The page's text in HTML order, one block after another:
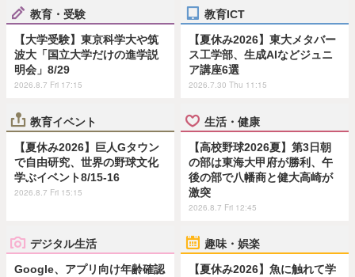
教育・受験
【大学受験】東京科学大や筑
波大「国立大学だけの進学説
明会」8/29
2026.8.7 Fri 17:15
教育ICT
【夏休み2026】東大メタバー
ス工学部、生成AIなどジュニ
ア講座6選
2026.7.30 Thu 11:15
教育イベント
【夏休み2026】巨人Gタウン
で自由研究、世界の野球文化
学ぶイベント8/15-16
2026.8.7 Fri 15:15
生活・健康
【高校野球2026夏】第3日朝
の部は東海大甲府が勝利、午
後の部で八幡商と健大高崎が
激突
2026.8.7 Fri 12:45
デジタル生活
Google、アプリ向け年齢確認
趣味・娯楽
【夏休み2026】魚に触れて学